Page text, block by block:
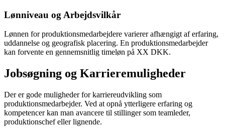
Lønniveau og Arbejdsvilkår
Lønnen for produktionsmedarbejdere varierer afhængigt af erfaring,
uddannelse og geografisk placering. En produktionsmedarbejder
kan forvente en gennemsnitlig timeløn på XX DKK.
Jobsøgning og Karrieremuligheder
Der er gode muligheder for karriereudvikling som
produktionsmedarbejder. Ved at opnå ytterligere erfaring og
kompetencer kan man avancere til stillinger som teamleder,
produktionschef eller lignende.